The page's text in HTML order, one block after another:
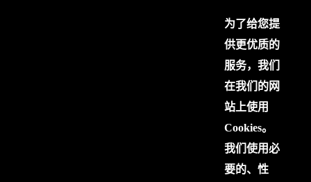
为了给您提
供更优质的
服务，我们
在我们的网
站上使用
Cookies。
我们使用必
要的、性